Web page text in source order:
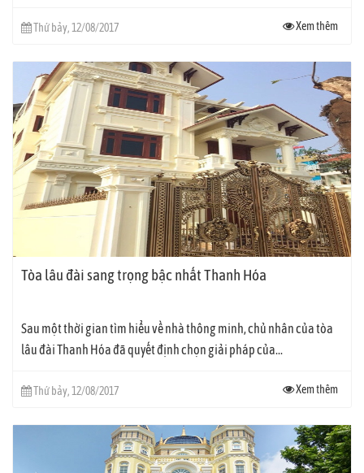
Thứ bảy, 12/08/2017 Xem thêm
Tòa lâu đài sang trọng bậc nhất Thanh Hóa
Sau một thời gian tìm hiểu về nhà thông minh, chủ nhân của tòa
lâu đài Thanh Hóa đã quyết định chọn giải pháp của...
Thứ bảy, 12/08/2017 Xem thêm